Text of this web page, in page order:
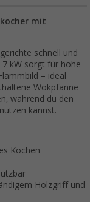
mit
schnell und
kW sorgt für hohe
– ideal
Wokpfanne
während du den
kannst.
Kochen
Holzgriff und